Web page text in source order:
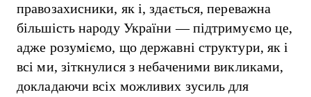
правозахисники, як і, здається, переважна
більшість народу України — підтримуємо це,
адже розуміємо, що державні структури, як і
всі ми, зіткнулися з небаченими викликами,
докладаючи всіх можливих зусиль для